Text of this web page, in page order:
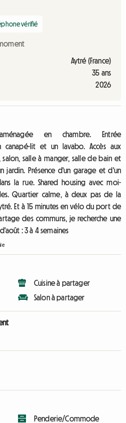
vérifié
Aytré (France)
35 ans
2026
en chambre. Entrée
canapé-lit et un lavabo. Accès aux
salon, salle à manger, salle de bain et
jardin. Présence d'un garage et d'un
la rue. Shared housing avec moi-
Quartier calme, à deux pas de la
Et à 15 minutes en vélo du port de
des communs, je recherche une
: 3 à 4 semaines
Cuisine à partager
Salon à partager
Penderie/Commode